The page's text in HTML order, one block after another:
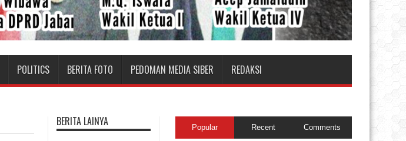
POLITICS BERITA FOTO PEDOMAN MEDIA SIBER REDAKSI
BERITA LAINYA Popular Recent Comments